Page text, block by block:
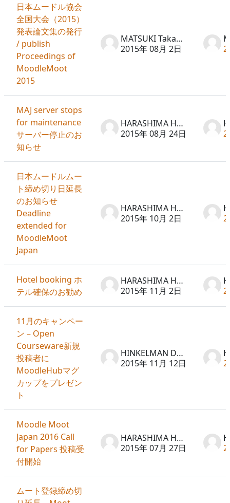
日本ムードル協会
全国大会（2015）
発表論文集の発行
/ publish
Proceedings of
MoodleMoot
2015
MATSUKI Takayuki
2015年 08月 2日
MAJ server stops
for maintenance
サーバー停止のお
知らせ
HARASHIMA Hideto
2015年 08月 24日
日本ムードルムー
ト締め切り日延長
のお知らせ
Deadline
extended for
MoodleMoot
Japan
HARASHIMA Hideto
2015年 10月 2日
Hotel booking ホ
テル確保のお勧め
HARASHIMA Hideto
2015年 11月 2日
11月のキャンペー
ン – Open
Courseware新規
投稿者に
MoodleHubマグ
カップをプレゼン
ト
HINKELMAN Don
2015年 11月 12日
Moodle Moot
Japan 2016 Call
for Papers 投稿受
付開始
HARASHIMA Hideto
2015年 07月 27日
ムート登録締め切